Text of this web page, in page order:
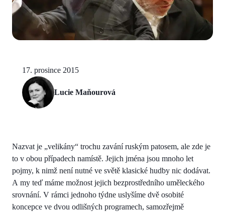
17. prosince 2015
Lucie Maňourová
Nazvat je „velikány“ trochu zavání ruským patosem, ale zde je
to v obou případech namístě. Jejich jména jsou mnoho let
pojmy, k nimž není nutné ve světě klasické hudby nic dodávat.
A my teď máme možnost jejich bezprostředního uměleckého
srovnání. V rámci jednoho týdne uslyšíme dvě osobité
koncepce ve dvou odlišných programech, samozřejmě